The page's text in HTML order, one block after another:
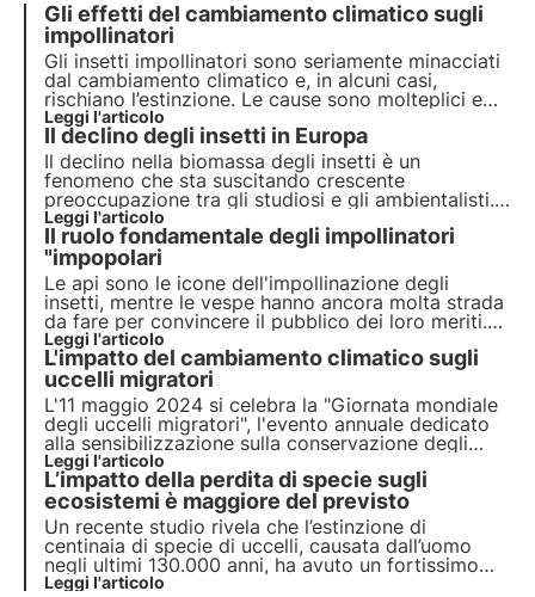
Gli effetti del cambiamento climatico sugli
impollinatori
Gli insetti impollinatori sono seriamente minacciati
dal cambiamento climatico e, in alcuni casi,
rischiano l’estinzione. Le cause sono molteplici e
possono coinvolgere direttamente gli insetti o
indirettamente le piante che visitano. Ma quali
sono gli effetti? Scopriamolo in questo articolo.
Leggi l'articolo
Il declino degli insetti in Europa
Il declino nella biomassa degli insetti è un
fenomeno che sta suscitando crescente
preoccupazione tra gli studiosi e gli ambientalisti.
Gli insetti, spesso trascurati ma fondamentali per
l'equilibrio degli ecosistemi, stanno scomparendo a
un ritmo allarmante in molte parti del mondo.
Leggi l'articolo
Il ruolo fondamentale degli impollinatori
"impopolari
Le api sono le icone dell'impollinazione degli
insetti, mentre le vespe hanno ancora molta strada
da fare per convincere il pubblico dei loro meriti.
Ma queste creature versatili hanno molto di più
della minaccia di una puntura. È giunto il momento
di cambiare immagine.
Leggi l'articolo
L'impatto del cambiamento climatico sugli
uccelli migratori
L'11 maggio 2024 si celebra la "Giornata mondiale
degli uccelli migratori", l'evento annuale dedicato
alla sensibilizzazione sulla conservazione degli
uccelli migratori e dei loro habitat. Il tema di
quest'anno, "insetti", mira a sottolineare
l'importante relazione tra uccelli migratori e insetti.
Leggi l'articolo
L’impatto della perdita di specie sugli
ecosistemi è maggiore del previsto
Un recente studio rivela che l’estinzione di
centinaia di specie di uccelli, causata dall’uomo
negli ultimi 130.000 anni, ha avuto un fortissimo
impatto sull’ambiente. Di fronte alla grande perdita
Leggi l'articolo